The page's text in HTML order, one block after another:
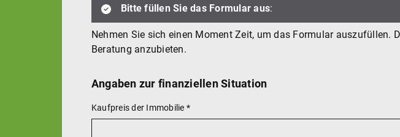
Bitte füllen Sie das Formular aus:
Nehmen Sie sich einen Moment Zeit, um das Formular
Beratung anzubieten.
Angaben zur finanziellen Situation
Kaufpreis der Immobilie *